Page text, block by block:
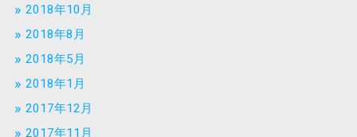
2018年10月
2018年8月
2018年5月
2018年1月
2017年12月
2017年11月